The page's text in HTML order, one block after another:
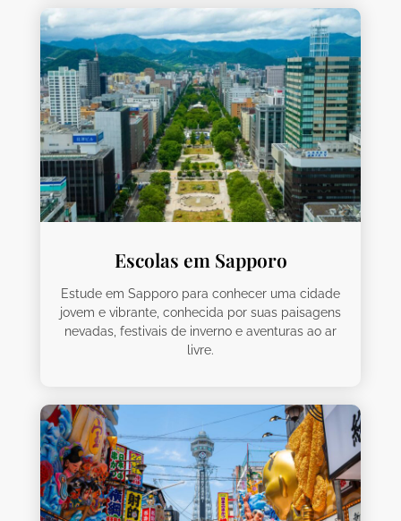
Escolas em Sapporo
Estude em Sapporo para conhecer uma cidade
jovem e vibrante, conhecida por suas paisagens
nevadas, festivais de inverno e aventuras ao ar
livre.